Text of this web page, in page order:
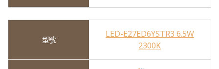
LED-E27ED6YSTR3 6.5W
2300K